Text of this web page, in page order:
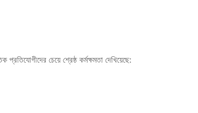
চেয়ে শ্রেষ্ঠ কর্মক্ষমতা দেখিয়েছে: